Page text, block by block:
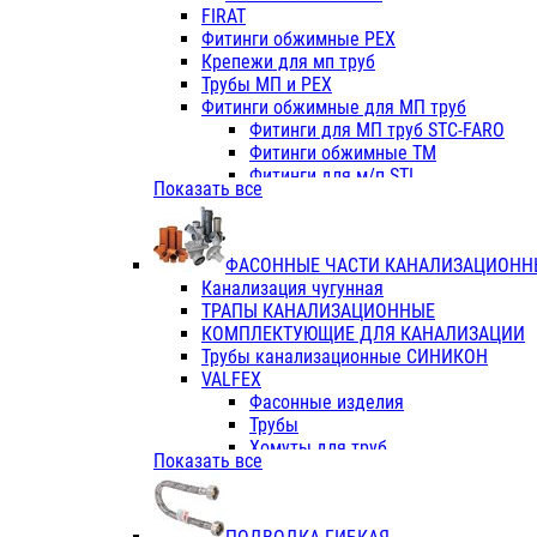
Фитинги ПП белые
Фитинги ПП белые
Фитинги ППс металл.белые
VALFEX
Трубы PE-RT
Трубы ПП водопровод белые
Трубы ПП водопровод серые
Трубы армированные
Трубы армированные
Фитинги с металл. серые
Фитинги ПП (серые)
Фитинги ПП белые
Краны
Фитинги ПП (белые)
Фитинги ПП с металлом белые
ПК КОНТУР
Краны полипропиленовые
Трубы полипропиленивые
FIRAT
Фитинги обжимные PEX
Крепежи для мп труб
Трубы МП и PEX
Фитинги обжимные для МП труб
Фитинги для МП труб STC-FARO
Фитинги обжимные ТМ
Фитинги для м/п STI
Фитинги для МП труб TITAN
TK
VALFEX
Показать все
ФАСОННЫЕ ЧАСТИ
Канализация чугунная
ТРАПЫ КАНАЛИЗАЦИОННЫЕ
КОМПЛЕКТУЮЩИЕ ДЛЯ КАНАЛИЗАЦИИ
Трубы канализационные СИНИКОН
VALFEX
Фасонные изделия
Трубы
Хомуты для труб
ПВХ (стройполимер)
Показать все